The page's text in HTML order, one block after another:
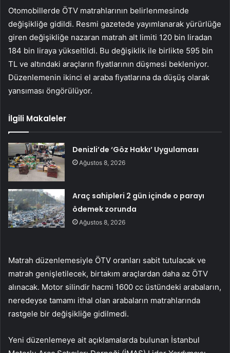
Otomobillerde ÖTV matrahlarının belirlenmesinde
değişikliğe gidildi. Resmi gazetede yayımlanarak yürürlüğe
giren değişikliğe nazaran matrah alt limiti 120 bin liradan
184 bin liraya yükseltildi. Bu değişiklik ile birlikte 595 bin
TL ve altındaki araçların fiyatlarının düşmesi bekleniyor.
Düzenlemenin ikinci el araba fiyatlarına da düşüş olarak
yansıması öngörülüyor.
İlgili Makaleler
Denizli’de ‘Göz Hakkı’ Uygulaması
Ağustos 8, 2026
Araç sahipleri 2 gün içinde o parayı
ödemek zorunda
Ağustos 8, 2026
Matrah düzenlemesiyle ÖTV oranları sabit tutulacak ve
matrah genişletilecek, birtakım araçlardan daha az ÖTV
alınacak. Motor silindir hacmi 1600 cc üstündeki arabaların,
neredeyse tamamı ithal olan arabaların matrahlarında
rastgele bir değişikliğe gidilmedi.
Yeni düzenlemeye ait açıklamalarda bulunan İstanbul